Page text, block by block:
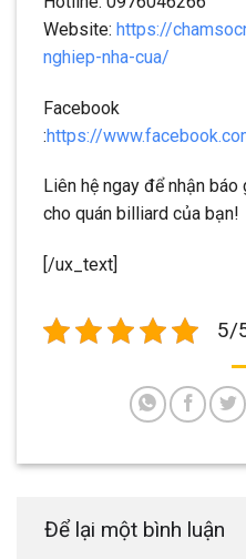
Website: https://
nghiep-nha-cua/
Facebook
:https://
Liên hệ ngay để nhận
cho quán billiard của bạn!
[/ux_text]
5/
Để lại một bình luận